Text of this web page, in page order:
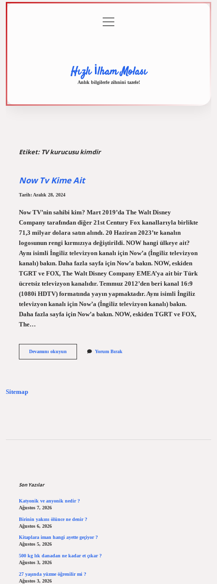
menüyü
aç
Hızlı İlham Molası
Anlık bilgilerle zihnini tazele!
Etiket: TV kurucusu kimdir
Now Tv Kime Ait
Tarih: Aralık 28, 2024
Now TV’nin sahibi kim? Mart 2019’da The Walt Disney
Company tarafından diğer 21st Century Fox kanallarıyla birlikte
71,3 milyar dolara satın alındı. 20 Haziran 2023’te kanalın
logosunun rengi kırmızıya değiştirildi. NOW hangi ülkeye ait?
Aynı isimli İngiliz televizyon kanalı için Now’a (İngiliz televizyon
kanalı) bakın. Daha fazla sayfa için Now’a bakın. NOW, eskiden
TGRT ve FOX, The Walt Disney Company EMEA’ya ait bir Türk
ücretsiz televizyon kanalıdır. Temmuz 2012’den beri kanal 16:9
(1080i HDTV) formatında yayın yapmaktadır. Aynı isimli İngiliz
televizyon kanalı için Now’a (İngiliz televizyon kanalı) bakın.
Daha fazla sayfa için Now’a bakın. NOW, eskiden TGRT ve FOX,
The…
Devamını okuyunNow
Yorum Bırak
Sitemap
Son Yazılar
Katyonik ve anyonik nedir ?
Ağustos 7, 2026
Birinin yakını ölünce ne denir ?
Ağustos 6, 2026
Kitaplara iman hangi ayette geçiyor ?
Ağustos 5, 2026
500 kg lık danadan ne kadar et çıkar ?
Ağustos 3, 2026
27 yaşında yüzme öğrenilir mi ?
Ağustos 3, 2026